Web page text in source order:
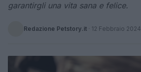
garantirgli una vita sana e felice.
Redazione Petstory.it · 12 Febbraio 2024